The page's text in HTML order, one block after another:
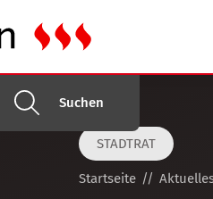
Suchen
STADTRAT
Startseite